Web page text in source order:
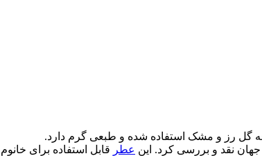
عطر قابل استفاده برای